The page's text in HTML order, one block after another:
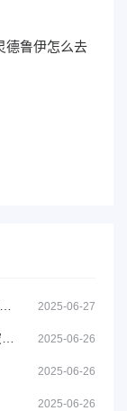
德鲁伊怎么去
2025-06-27
2025-06-26
2025-06-26
2025-06-26